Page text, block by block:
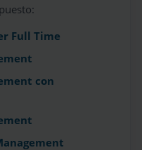
Full Time
con